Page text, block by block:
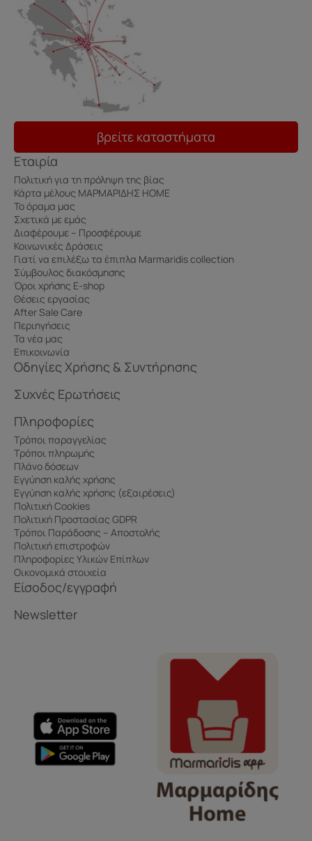
βρείτε καταστήματα
Εταιρία
Πολιτική για τη πρόληψη της βίας
Κάρτα μέλους ΜΑΡΜΑΡΙΔΗΣ HOME
Το όραμα μας
Σχετικά με εμάς
Διαφέρουμε – Προσφέρουμε
Κοινωνικές Δράσεις
Γιατί να επιλέξω τα έπιπλα Marmaridis collection
Σύμβουλος διακόσμησης
Όροι χρήσης E-shop
Θέσεις εργασίας
After Sale Care
Περιηγήσεις
Τα νέα μας
Επικοινωνία
Οδηγίες Χρήσης & Συντήρησης
Συχνές Ερωτήσεις
Πληροφορίες
Τρόποι παραγγελίας
Τρόποι πληρωμής
Πλάνο δόσεων
Εγγύηση καλής χρήσης
Εγγύηση καλής χρήσης (εξαιρέσεις)
Πολιτική Cookies
Πολιτική Προστασίας GDPR
Τρόποι Παράδοσης – Αποστολής
Πολιτική επιστροφών
Πληροφορίες Υλικών Επίπλων
Οικονομικά στοιχεία
Είσοδος/εγγραφή
Newsletter